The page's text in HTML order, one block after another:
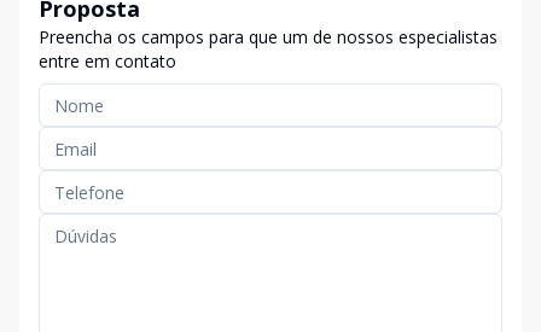
Proposta
Preencha os campos para que um de nossos especialistas
entre em contato